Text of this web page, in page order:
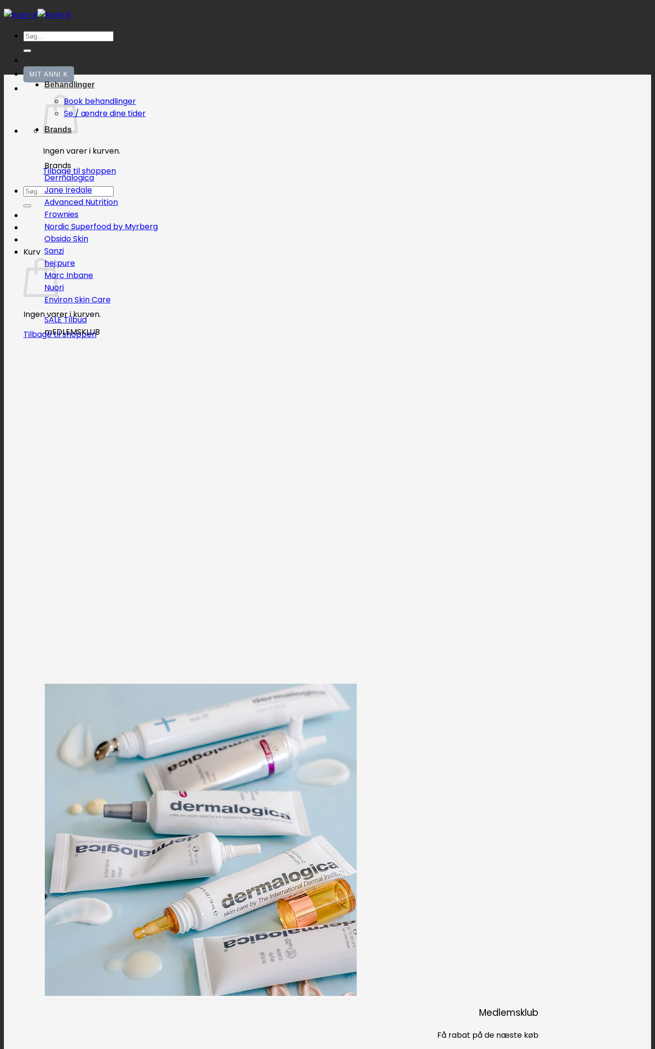
Fortsæt
indholdSøg
efter:
MIT ANNI.K
Ingen varer i kurven.
Tilbage til shoppen
Søg
efter:
Kurv
Ingen varer i kurven.
Tilbage til shoppen
Behandlinger
Book behandlinger
Se / ændre dine tider
Brands
Brands
Dermalogica
Jane Iredale
Advanced Nutrition
Frownies
Nordic Superfood by Myrberg
Obsido Skin
Sanzi
hej:pure
Marc Inbane
Nuori
Environ Skin Care
SALE
mEDLEMSKLUB
Medlemsklub
Få rabat på de næste køb